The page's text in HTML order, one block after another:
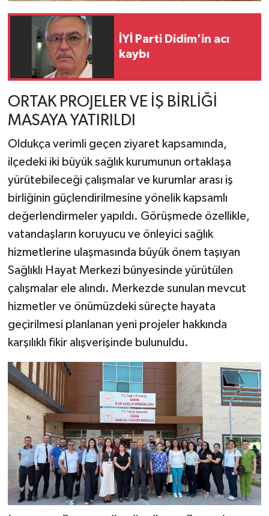
İYİ Parti Didim'in acı
kaybı
ORTAK PROJELER VE İŞ BİRLİĞİ
MASAYA YATIRILDI
Oldukça verimli geçen ziyaret kapsamında,
ilçedeki iki büyük sağlık kurumunun ortaklaşa
yürütebileceği çalışmalar ve kurumlar arası iş
birliğinin güçlendirilmesine yönelik kapsamlı
değerlendirmeler yapıldı. Görüşmede özellikle,
vatandaşların koruyucu ve önleyici sağlık
hizmetlerine ulaşmasında büyük önem taşıyan
Sağlıklı Hayat Merkezi bünyesinde yürütülen
çalışmalar ele alındı. Merkezde sunulan mevcut
hizmetler ve önümüzdeki süreçte hayata
geçirilmesi planlanan yeni projeler hakkında
karşılıklı fikir alışverişinde bulunuldu.